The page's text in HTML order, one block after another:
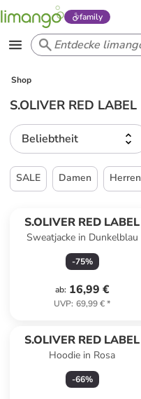
family
Shop
S.OLIVER RED LABEL
Beliebtheit
SALE Damen Herren
S.OLIVER RED LABEL
Sweatjacke in Dunkelblau
-75%
ab: 16,99 €
UVP: 69,99 €*
S.OLIVER RED LABEL
Hoodie in Rosa
-66%